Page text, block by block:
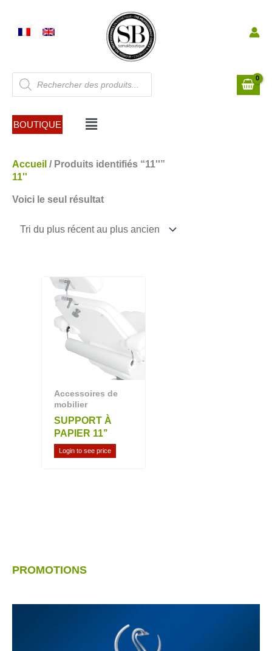
contenu
Recherche
de
produits
BOUTIQUE Menu
PROMOTIONS
Accueil / Produits identifiés “11''”
11''
Voici le seul résultat
Accessoires de
mobilier
SUPPORT À
PAPIER 11’’
Login to see price